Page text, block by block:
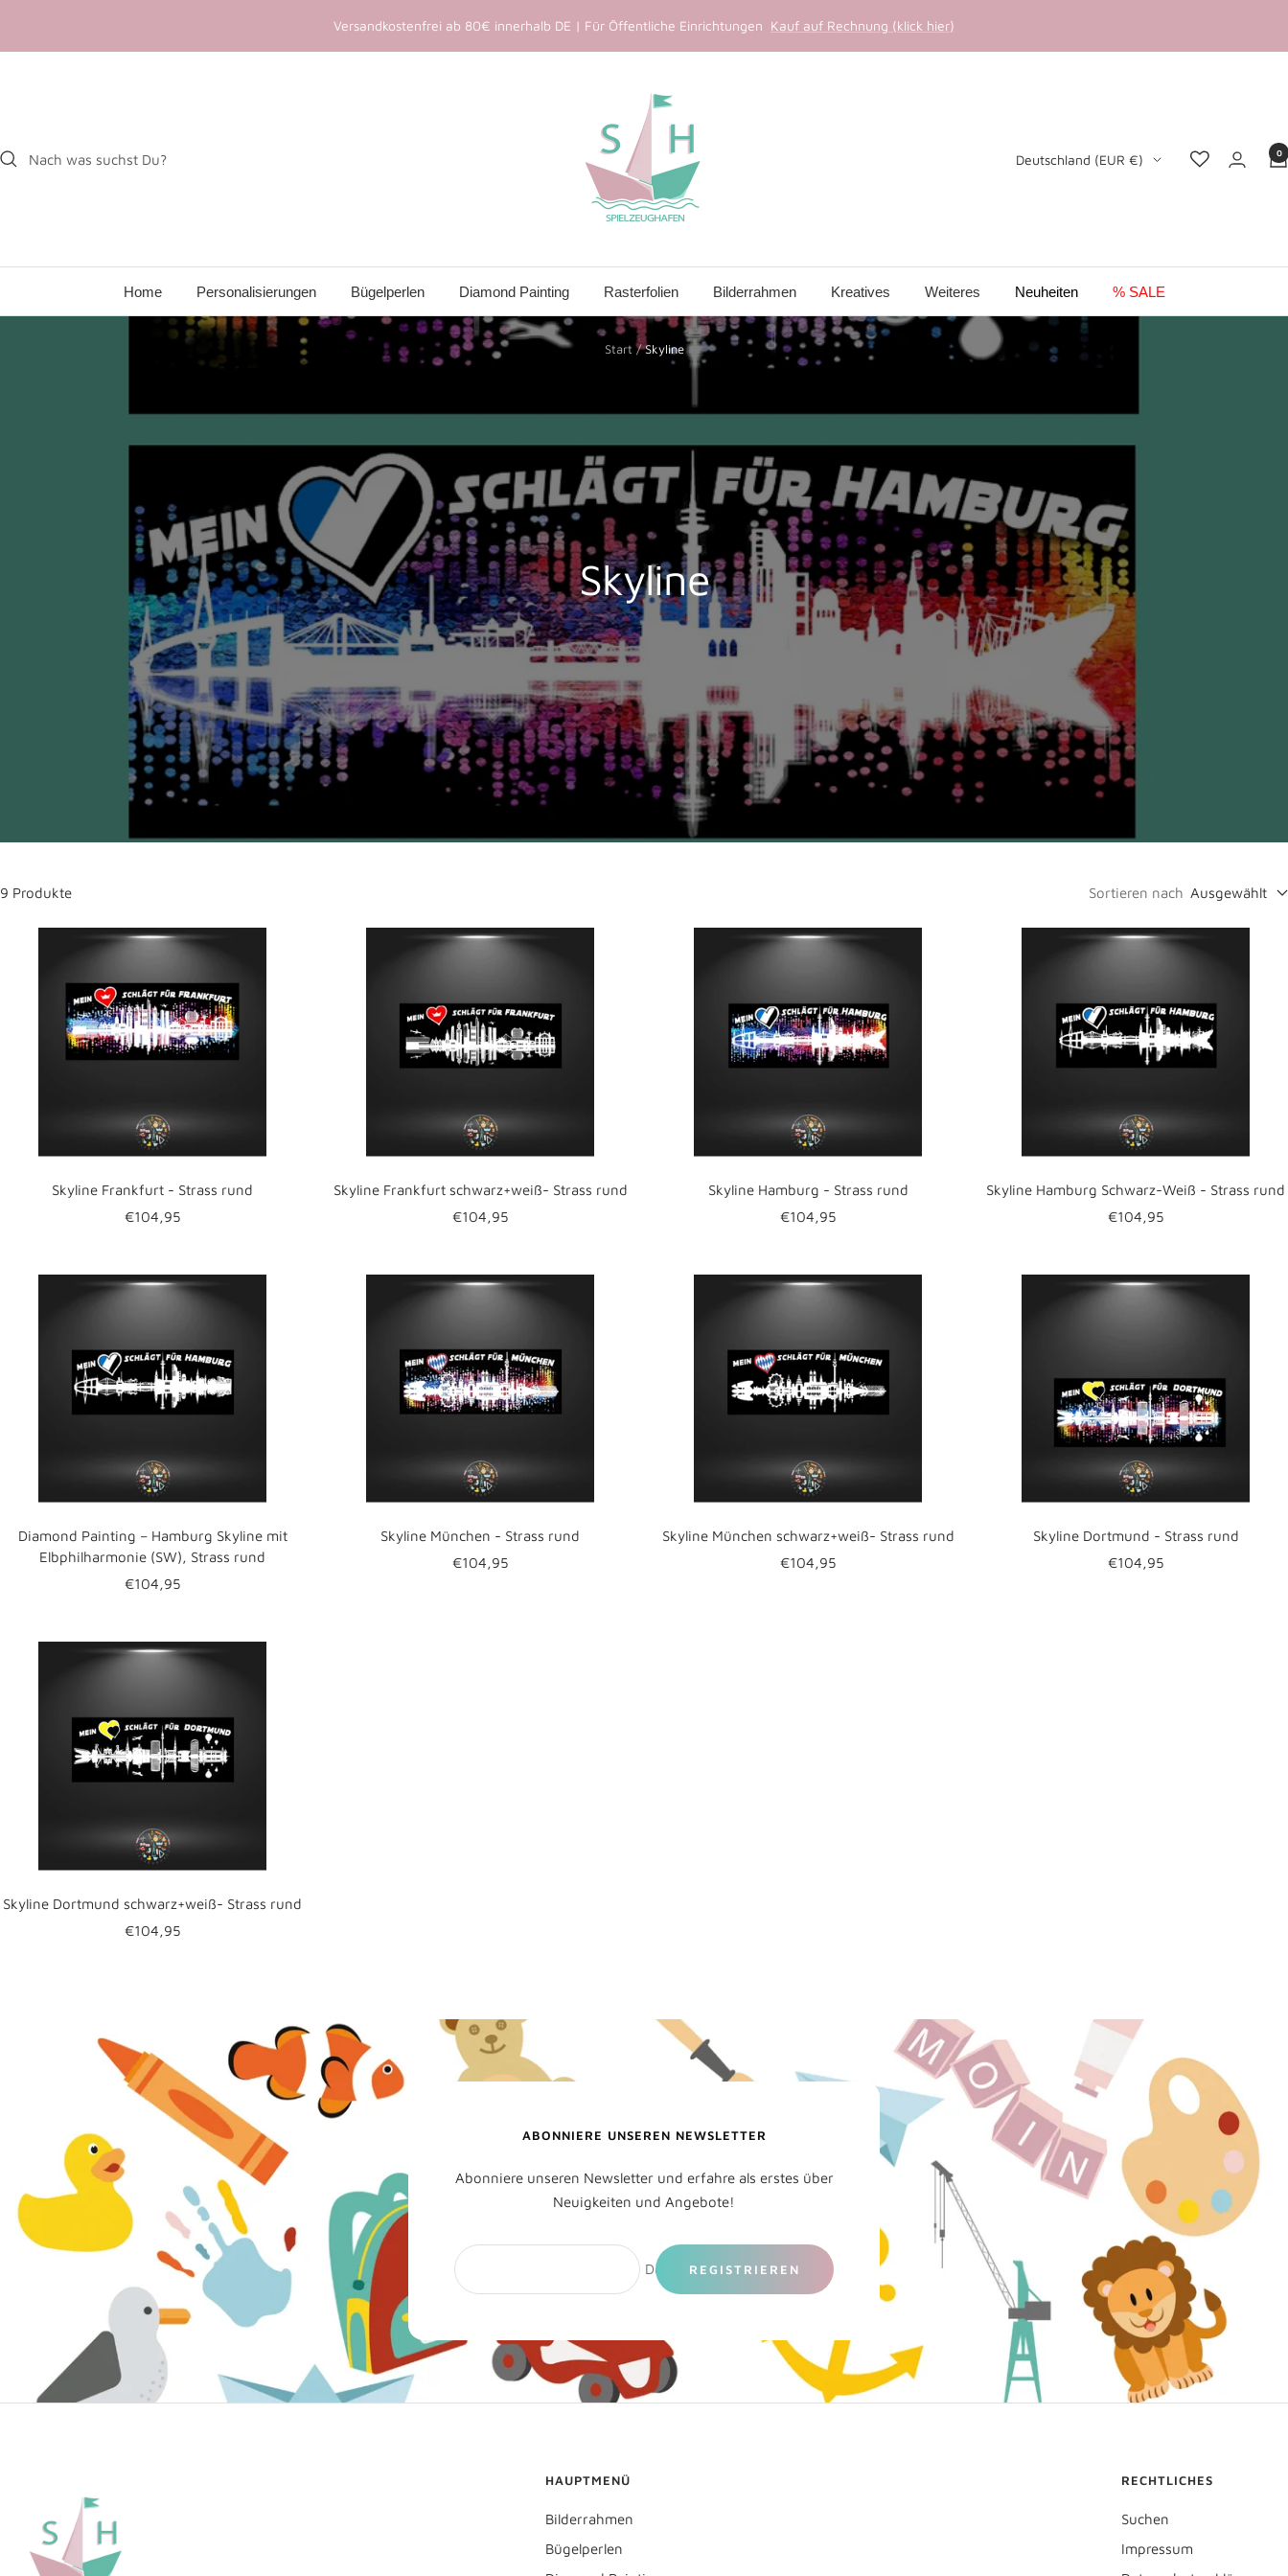
Versandkostenfrei ab 80€ innerhalb DE | Für Öffentliche Einrichtungen Kauf auf Rechnung (klick hier)
Land/Region
Deutschland (EUR €) 0
Home Personalisierungen Bügelperlen Diamond Painting Rasterfolien Bilderrahmen Kreatives Weiteres Neuheiten % SALE
Start Skyline
Skyline
9 Produkte Sortieren nach Ausgewählt
Skyline Frankfurt - Strass rund
Angebotspreis
€104,95
Skyline Frankfurt schwarz+weiß- Strass rund
Angebotspreis
€104,95
Skyline Hamburg - Strass rund
Angebotspreis
€104,95
Skyline Hamburg Schwarz-Weiß - Strass rund
Angebotspreis
€104,95
Diamond Painting – Hamburg Skyline mit
Elbphilharmonie (SW), Strass rund
Angebotspreis
€104,95
Skyline München - Strass rund
Angebotspreis
€104,95
Skyline München schwarz+weiß- Strass rund
Angebotspreis
€104,95
Skyline Dortmund - Strass rund
Angebotspreis
€104,95
Skyline Dortmund schwarz+weiß- Strass rund
Angebotspreis
€104,95
ABONNIERE UNSEREN NEWSLETTER
Abonniere unseren Newsletter und erfahre als erstes über
Neuigkeiten und Angebote!
Deine E-MailREGISTRIEREN
HAUPTMENÜ
Bilderrahmen
Bügelperlen
RECHTLICHES
Suchen
Impressum